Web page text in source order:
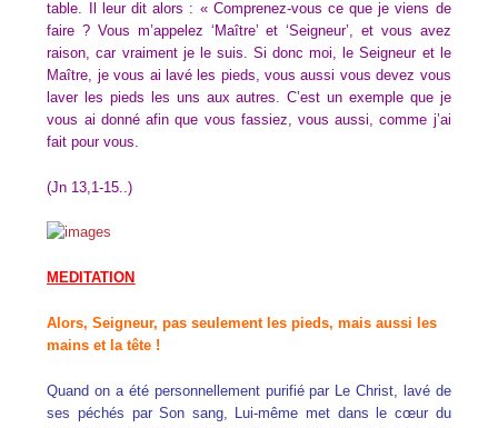
table. Il leur dit alors : « Comprenez-vous ce que je viens de
faire ? Vous m’appelez ‘Maître’ et ‘Seigneur’, et vous avez
raison, car vraiment je le suis. Si donc moi, le Seigneur et le
Maître, je vous ai lavé les pieds, vous aussi vous devez vous
laver les pieds les uns aux autres. C’est un exemple que je
vous ai donné afin que vous fassiez, vous aussi, comme j’ai
fait pour vous.
(Jn 13,1-15..)
MEDITATION
Alors, Seigneur, pas seulement les pieds, mais aussi les
mains et la tête !
Quand on a été personnellement purifié par Le Christ, lavé de
ses péchés par Son sang, Lui-même met dans le cœur du